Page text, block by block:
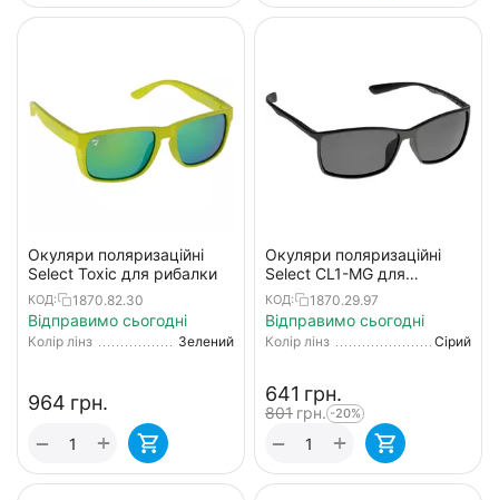
Окуляри поляризаційні
Select Toxic для рибалки
КОД: 1870.82.30
Відправимо сьогодні
Колір лінз Зелений
‍964‍ грн.
+
−
Окуляри поляризаційні
Select CL1-MG для
рибалки
КОД: 1870.29.97
Відправимо сьогодні
Колір лінз Сірий
‍641‍ грн.
‍801‍ грн. -20%
+
−